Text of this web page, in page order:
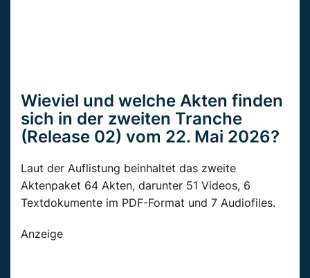
Wieviel und welche Akten finden
sich in der zweiten Tranche
(Release 02) vom 22. Mai 2026?
Laut der Auflistung beinhaltet das zweite
Aktenpaket 64 Akten, darunter 51 Videos, 6
Textdokumente im PDF-Format und 7 Audiofiles.
Anzeige